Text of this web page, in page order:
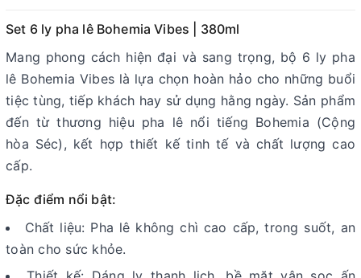
Set 6 ly pha lê Bohemia Vibes | 380ml
Mang phong cách hiện đại và sang trọng, bộ 6 ly pha
lê Bohemia Vibes là lựa chọn hoàn hảo cho những buổi
tiệc tùng, tiếp khách hay sử dụng hằng ngày. Sản phẩm
đến từ thương hiệu pha lê nổi tiếng Bohemia (Cộng
hòa Séc), kết hợp thiết kế tinh tế và chất lượng cao
cấp.
Đặc điểm nổi bật:
Chất liệu: Pha lê không chì cao cấp, trong suốt, an
toàn cho sức khỏe.